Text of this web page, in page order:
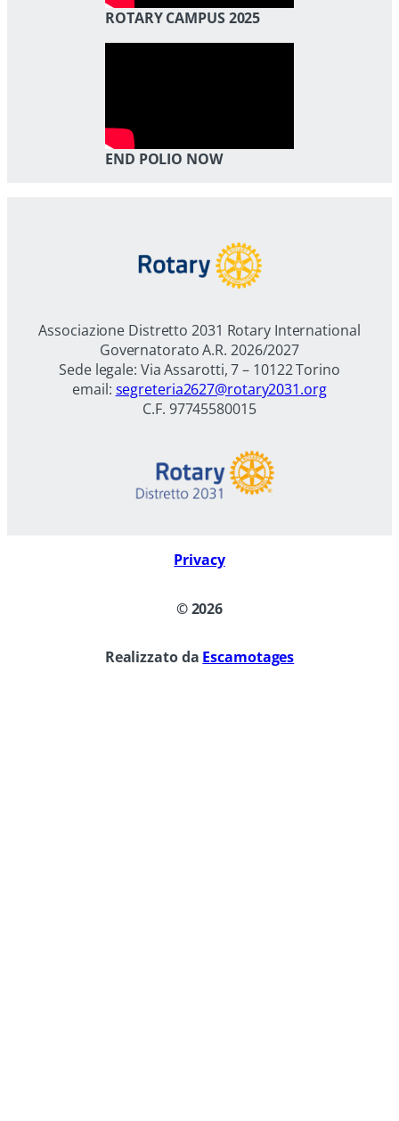
ROTARY CAMPUS 2025
END POLIO NOW
Associazione Distretto 2031 Rotary International
Governatorato A.R. 2026/2027
Sede legale: Via Assarotti, 7 – 10122 Torino
email: segreteria2627@rotary2031.org
C.F. 97745580015
Privacy
©2026
Realizzato da Escamotages